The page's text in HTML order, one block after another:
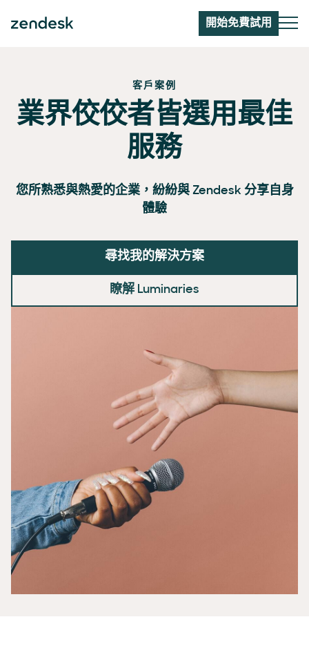
開始免費試用
客戶案例
業界佼佼者皆選用最佳
服務
您所熟悉與熱愛的企業，紛紛與 Zendesk 分享自身
體驗
尋找我的解決方案
瞭解 Luminaries